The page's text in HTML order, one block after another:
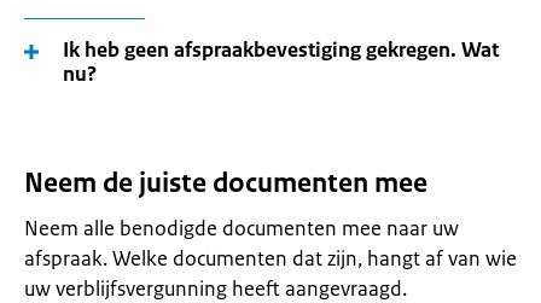
Ik heb geen afspraakbevestiging gekregen. Wat
nu?
Neem de juiste documenten mee
Neem alle benodigde documenten mee naar uw
afspraak. Welke documenten dat zijn, hangt af van wie
uw verblijfsvergunning heeft aangevraagd.